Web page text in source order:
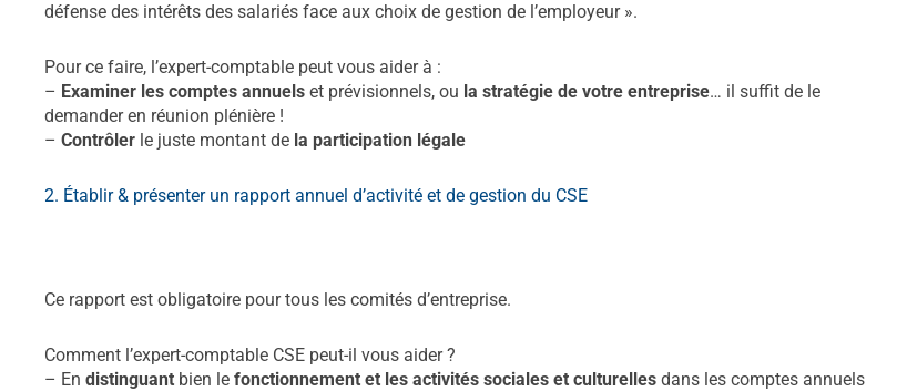
défense des intérêts des salariés face aux choix de gestion de l’employeur ».
Pour ce faire, l’expert-comptable peut vous aider à :
– Examiner les comptes annuels et prévisionnels, ou la stratégie de votre entreprise… il suffit de le
demander en réunion plénière !
– Contrôler le juste montant de la participation légale
2. Établir & présenter un rapport annuel d’activité et de gestion du CSE
Ce rapport est obligatoire pour tous les comités d’entreprise.
Comment l’expert-comptable CSE peut-il vous aider ?
– En distinguant bien le fonctionnement et les activités sociales et culturelles dans les comptes annuels